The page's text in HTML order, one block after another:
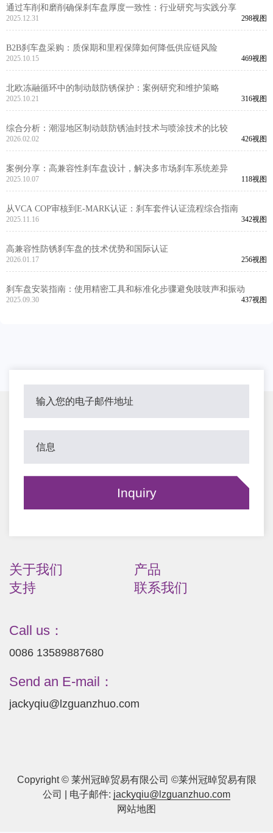
通过车削和磨削确保刹车盘厚度一致性：行业研究与实践分享
2025.12.31 298视图
B2B刹车盘采购：质保期和里程保障如何降低供应链风险
2025.10.15 469视图
北欧冻融循环中的制动鼓防锈保护：案例研究和维护策略
2025.10.21 316视图
综合分析：潮湿地区制动鼓防锈油封技术与喷涂技术的比较
2026.02.02 426视图
案例分享：高兼容性刹车盘设计，解决多市场刹车系统差异
2025.10.07 118视图
从VCA COP审核到E-MARK认证：刹车套件认证流程综合指南
2025.11.16 342视图
高兼容性防锈刹车盘的技术优势和国际认证
2026.01.17 256视图
刹车盘安装指南：使用精密工具和标准化步骤避免吱吱声和振动
2025.09.30 437视图
关于我们
产品
支持
联系我们
Call us：
0086 13589887680
Send an E-mail：
jackyqiu@lzguanzhuo.com
Copyright © 莱州冠晫贸易有限公司 ©莱州冠晫贸易有限
公司 | 电子邮件: jackyqiu@lzguanzhuo.com
网站地图